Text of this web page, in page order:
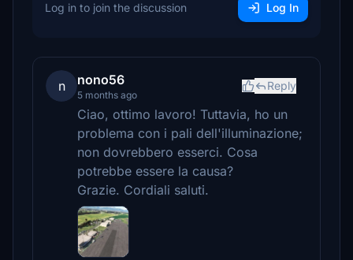
Log in to join the discussion Log In
n nono56
5 months ago
Reply
Ciao, ottimo lavoro! Tuttavia, ho un
problema con i pali dell'illuminazione;
non dovrebbero esserci. Cosa
potrebbe essere la causa?
Grazie. Cordiali saluti.